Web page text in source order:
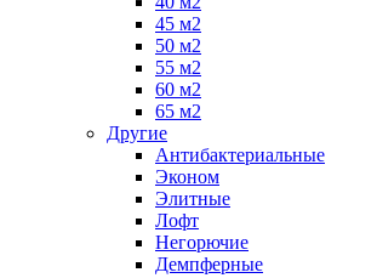
45 м2
50 м2
55 м2
60 м2
65 м2
Другие
Антибактериальные
Эконом
Элитные
Лофт
Негорючие
Демпферные